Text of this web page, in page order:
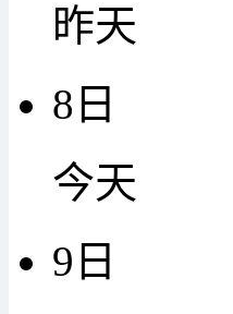
昨天
8日
今天
9日